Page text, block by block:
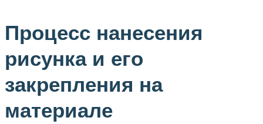
Процесс нанесения
рисунка и его
закрепления на
материале